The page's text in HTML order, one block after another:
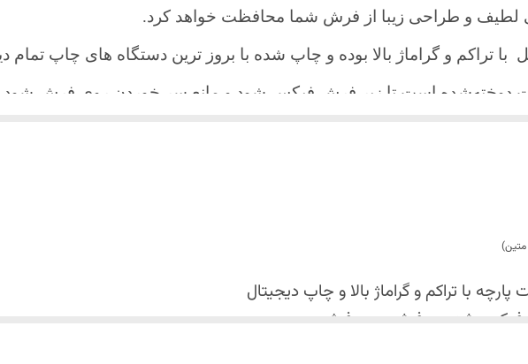
لطیف و طراحی زیبا از فرش شما محافظت خواهد کرد.
با تراکم و گراماژ بالا بوده و چاپ شده با بروز ترین دستگاه های چاپ تمام
دوخته‌شده است تا زیر فرش فیکس شود و مانع سر خوردن روی فرش
می باشد فقط به صورت جدا گانه شسته شود
استفاده نشود. (بهترین ماده شوینده رنگین شوی+ نرم کننده میباشد)
متین)
با تراکم و گراماژ بالا و چاپ دیجیتال
شدن روفرشی روی فرش